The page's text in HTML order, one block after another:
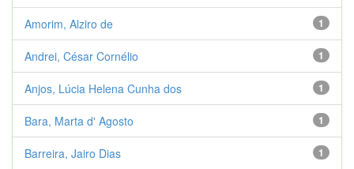
1
Amorim, Alziro de
1
Andrei, César Cornélio
1
Anjos, Lúcia Helena Cunha dos
1
Bara, Marta d' Agosto
1
Barreira, Jairo Dias